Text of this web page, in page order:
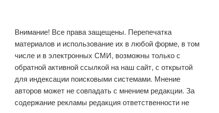
Внимание! Все права защещены. Перепечатка
материалов и использование их в любой форме, в том
числе и в электронных СМИ, возможны только с
обратной активной ссылкой на наш сайт, с открытой
для индексации поисковыми системами. Мнение
авторов может не совпадать с мнением редакции. За
содержание рекламы редакция ответственности не